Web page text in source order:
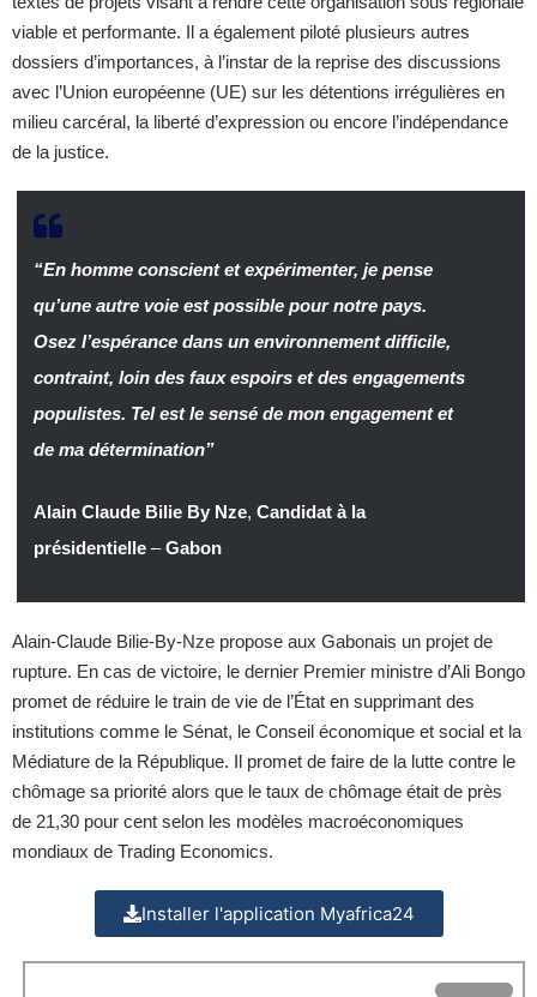
viable et performante. Il a également piloté plusieurs autres
dossiers d’importances, à l’instar de la reprise des discussions
avec l’Union européenne (UE) sur les détentions irrégulières en
milieu carcéral, la liberté d’expression ou encore l’indépendance
de la justice.
“En homme conscient et expérimenter, je pense
qu’une autre voie est possible pour notre pays.
Osez l’espérance dans un environnement difficile,
contraint, loin des faux espoirs et des engagements
populistes. Tel est le sensé de mon engagement et
de ma détermination”
Alain Claude Bilie By Nze, Candidat à la
présidentielle–Gabon
Alain-Claude Bilie-By-Nze propose aux Gabonais un projet de
rupture. En cas de victoire, le dernier Premier ministre d’Ali Bongo
promet de réduire le train de vie de l’État en supprimant des
institutions comme le Sénat, le Conseil économique et social et la
Médiature de la République. Il promet de faire de la lutte contre le
chômage sa priorité alors que le taux de chômage était de près
de 21,30 pour cent selon les modèles macroéconomiques
mondiaux de Trading Economics.
Installer l'application Myafrica24